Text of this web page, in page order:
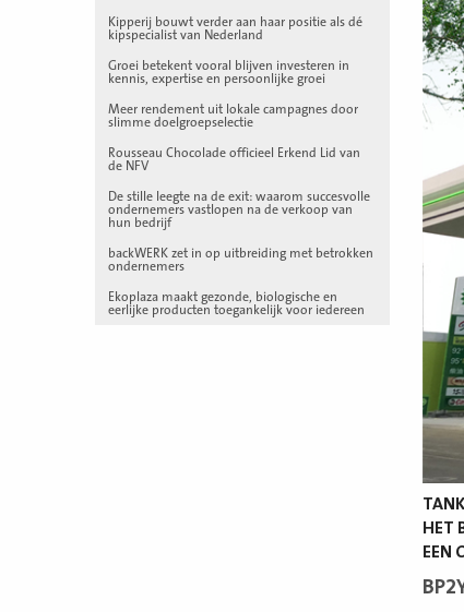
Kipperij bouwt verder aan haar positie als dé
kipspecialist van Nederland
Groei betekent vooral blijven investeren in
kennis, expertise en persoonlijke groei
Meer rendement uit lokale campagnes door
slimme doelgroepselectie
Rousseau Chocolade officieel Erkend Lid van
de NFV
De stille leegte na de exit: waarom succesvolle
ondernemers vastlopen na de verkoop van
hun bedrijf
backWERK zet in op uitbreiding met betrokken
ondernemers
Ekoplaza maakt gezonde, biologische en
eerlijke producten toegankelijk voor iedereen
HET
EEN